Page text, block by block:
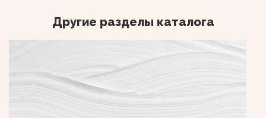
Другие разделы каталога